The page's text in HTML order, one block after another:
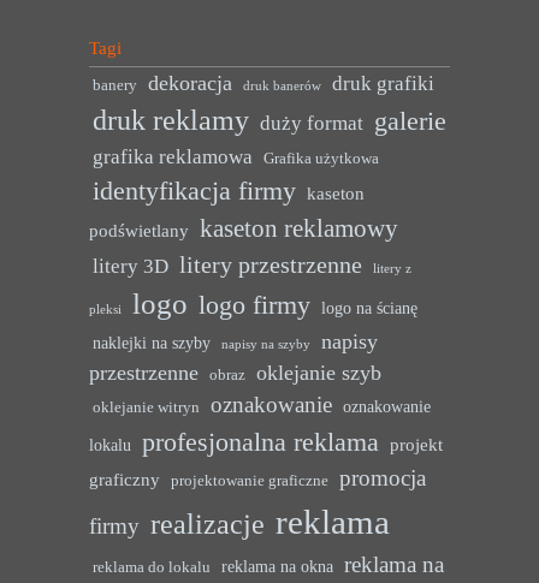
Tagi
banery dekoracja druk banerów druk grafiki
druk reklamy duży format galerie
grafika reklamowa Grafika użytkowa
identyfikacja firmy kaseton
podświetlany kaseton reklamowy
litery 3D litery przestrzenne litery z
pleksi logo logo firmy logo na ścianę
naklejki na szyby
napisy na szyby
napisy
przestrzenne
obraz oklejanie szyb
oklejanie witryn oznakowanie oznakowanie
lokalu profesjonalna reklama projekt
graficzny
projektowanie graficzne
promocja
firmy realizacje reklama
reklama do lokalu reklama na okna reklama na